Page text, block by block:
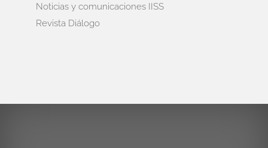
Noticias y comunicaciones IISS
Revista Diálogo